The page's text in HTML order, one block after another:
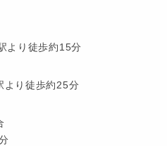
より徒歩約15分
より徒歩約25分